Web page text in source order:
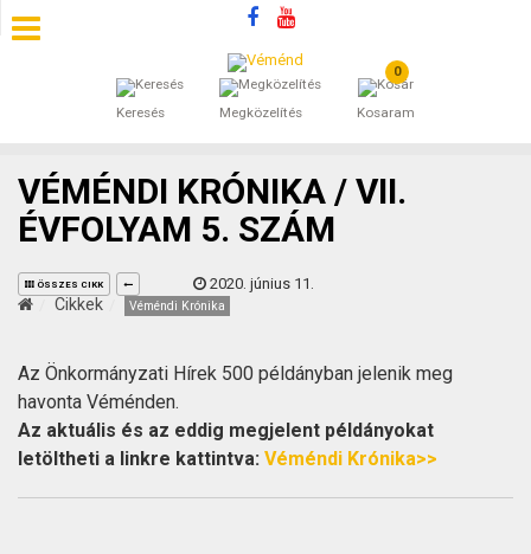
Keresés Megközelítés
0
Kosaram
SZÁLLÁSOK
ÁLTALÁNOS SZERZŐDÉSI FELTÉTELEK
KINCSES BARANYA VÉMÉND
VÉMÉNDI KRÓNIKA / VII.
ÉVFOLYAM 5. SZÁM
ÖSSZES CIKK 2020. június 11.
Cikkek Véméndi Krónika
Az Önkormányzati Hírek 500 példányban jelenik meg
havonta Véménden.
Az aktuális és az eddig megjelent példányokat
letöltheti a linkre kattintva: Véméndi Krónika>>